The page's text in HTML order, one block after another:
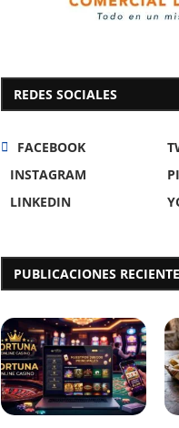
REDES SOCIALES
FACEBOOK
INSTAGRAM
LINKEDIN
PUBLICACIONES